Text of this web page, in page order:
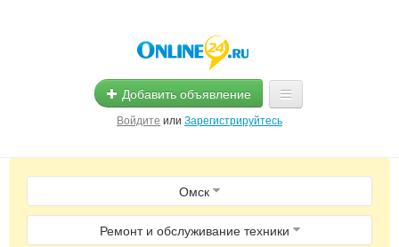
Добавить объявление
Войдите или Зарегистрируйтесь
Главная
Помощь
Услуги
Омск
Ремонт и обслуживание техники